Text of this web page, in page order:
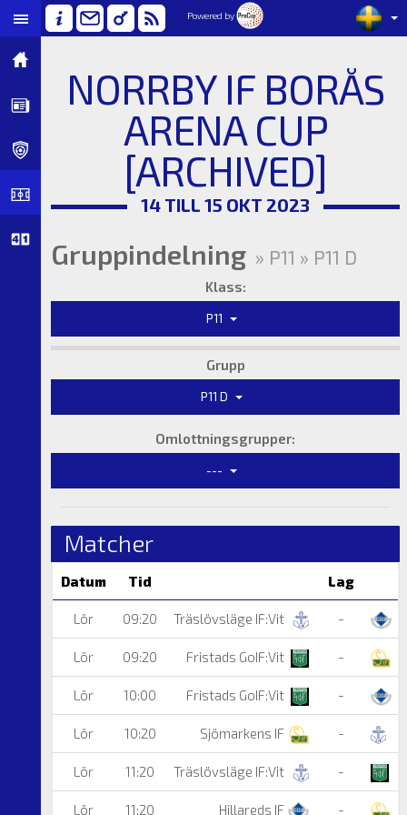
Powered by
NORRBY IF BORÅS
ARENA CUP
[ARCHIVED]
14 TILL 15 OKT 2023
Gruppindelning » P11 » P11 D
Klass:
P11
Grupp
P11 D
Omlottningsgrupper:
---
Matcher
Datum Tid Lag
Lör 09:20 Träslövsläge IF:Vit -
Lör 09:20 Fristads GoIF:Vit -
Lör 10:00 Fristads GoIF:Vit -
Lör 10:20 Sjömarkens IF -
Lör 11:20 Träslövsläge IF:Vit -
Lör 11:20 Hillareds IF -